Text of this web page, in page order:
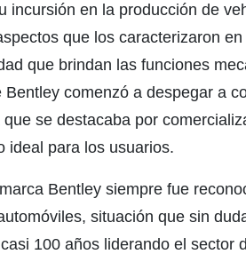
incursión en la producción de
que los caracterizaron
que brindan las funciones
comenzó a despegar a
se destacaba por
ideal para los usuarios.
Bentley siempre fue
situación que sin
100 años liderando el sector